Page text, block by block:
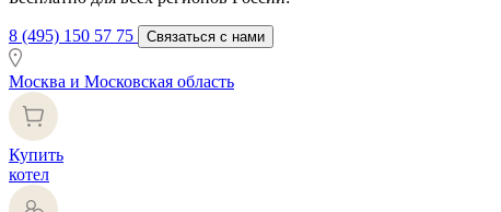
8 (495) 150 57 75 Связаться с нами
Москва и Московская область
Купить
котел